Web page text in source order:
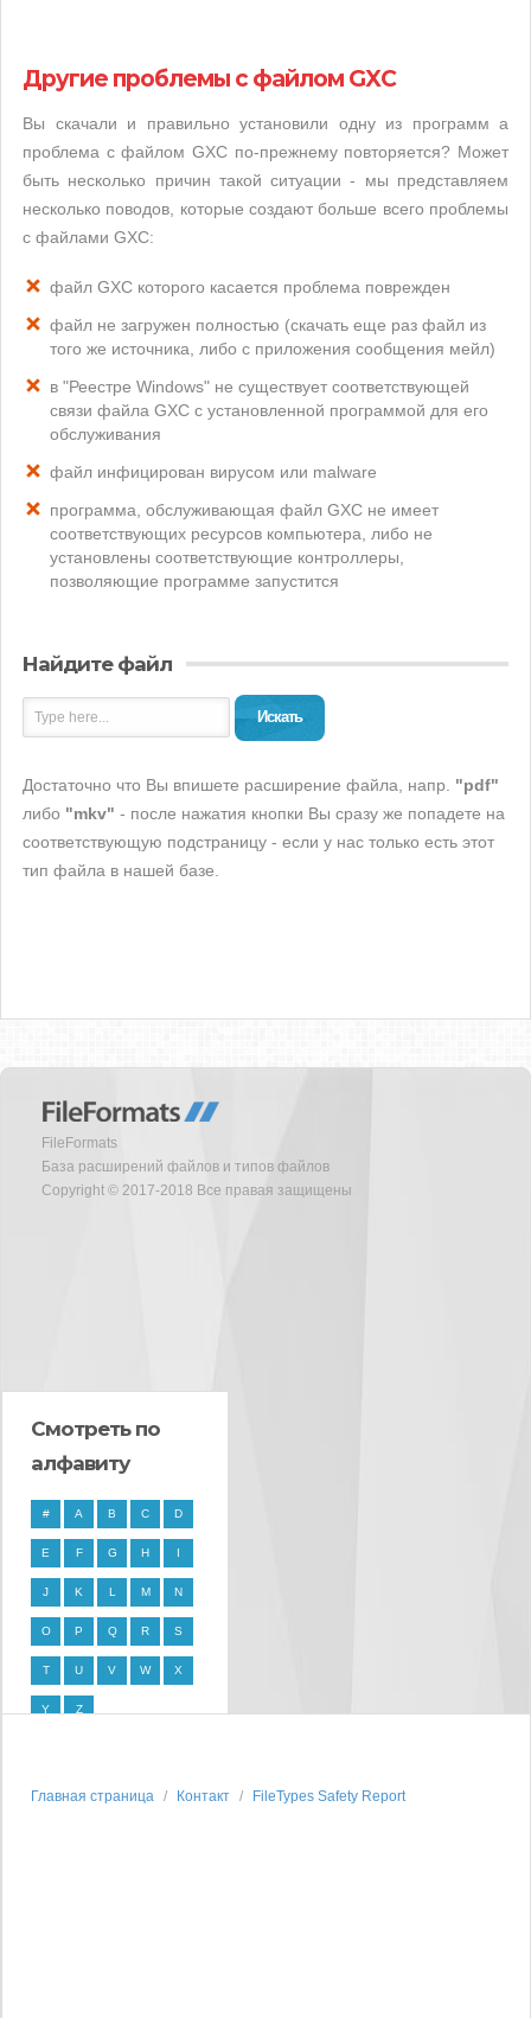
Другие проблемы с файлом GXC
Вы скачали и правильно установили одну из программ а
проблема с файлом GXC по-прежнему повторяется? Может
быть несколько причин такой ситуации - мы представляем
несколько поводов, которые создают больше всего проблемы
с файлами GXC:
файл GXC которого касается проблема поврежден
файл не загружен полностью (скачать еще раз файл из
того же источника, либо с приложения сообщения мейл)
в "Реестре Windows" не существует соответствующей
связи файла GXC с установленной программой для его
обслуживания
файл инфицирован вирусом или malware
программа, обслуживающая файл GXC не имеет
соответствующих ресурсов компьютера, либо не
установлены соответствующие контроллеры,
позволяющие программе запустится
Найдите файл
Искать
Достаточно что Вы впишете расширение файла, напр. "pdf"
либо "mkv" - после нажатия кнопки Вы сразу же попадете на
соответствующую подстраницу - если у нас только есть этот
тип файла в нашей базе.
FileFormats
База расширений файлов и типов файлов
Copyright © 2017-2018 Все правая защищены
Смотреть по
алфавиту
# A B C D
E F G H I
J K L M N
O P Q R S
T U V W X
Y Z
Главная страница Контакт FileTypes Safety Report